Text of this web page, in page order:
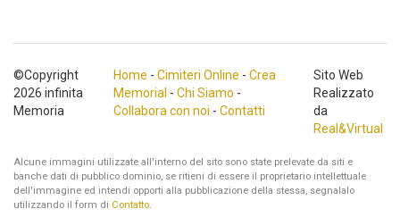
©Copyright
2026 infinita
Memoria
Home - Cimiteri Online - Crea
Memorial - Chi Siamo -
Collabora con noi - Contatti
Sito Web
Realizzato
da
Real&Virtual
Alcune immagini utilizzate all'interno del sito sono state prelevate da siti e
banche dati di pubblico dominio, se ritieni di essere il proprietario intellettuale
dell'immagine ed intendi opporti alla pubblicazione della stessa, segnalalo
utilizzando il form di Contatto.